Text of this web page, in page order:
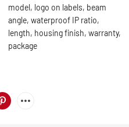
model, logo on labels, beam
angle, waterproof IP ratio,
length, housing finish, warranty,
package